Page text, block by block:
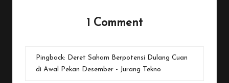
1 Comment
Pingback:
Deret Saham Berpotensi Dulang Cuan
di Awal Pekan Desember - Jurang Tekno